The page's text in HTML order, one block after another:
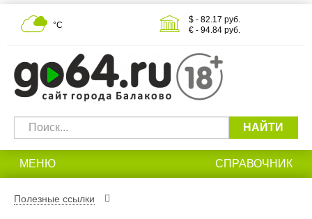
°С
$ - 82.17 руб.
€ - 94.84 руб.
НАЙТИ
МЕНЮ СПРАВОЧНИК
Полезные ссылки